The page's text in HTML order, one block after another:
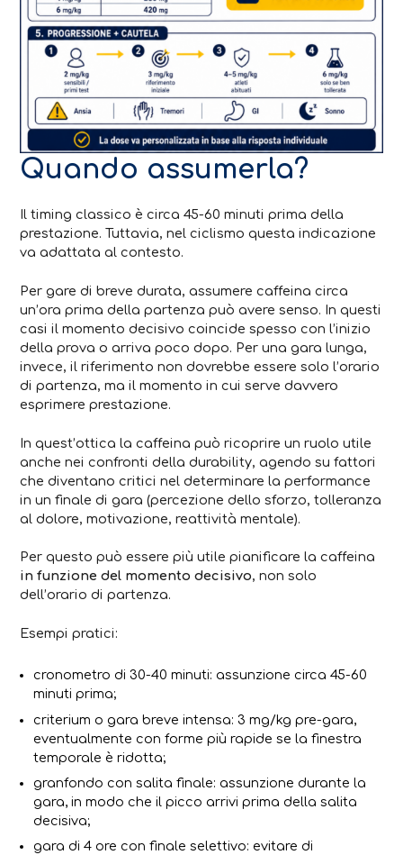
Quando assumerla?
Il timing classico è circa 45-60 minuti prima della
prestazione. Tuttavia, nel ciclismo questa indicazione
va adattata al contesto.
Per gare di breve durata, assumere caffeina circa
un’ora prima della partenza può avere senso. In questi
casi il momento decisivo coincide spesso con l’inizio
della prova o arriva poco dopo. Per una gara lunga,
invece, il riferimento non dovrebbe essere solo l’orario
di partenza, ma il momento in cui serve davvero
esprimere prestazione.
In quest’ottica la caffeina può ricoprire un ruolo utile
anche nei confronti della durability, agendo su fattori
che diventano critici nel determinare la performance
in un finale di gara (percezione dello sforzo, tolleranza
al dolore, motivazione, reattività mentale).
Per questo può essere più utile pianificare la caffeina
in funzione del momento decisivo, non solo
dell’orario di partenza.
Esempi pratici:
cronometro di 30-40 minuti: assunzione circa 45-60
minuti prima;
criterium o gara breve intensa: 3 mg/kg pre-gara,
eventualmente con forme più rapide se la finestra
temporale è ridotta;
granfondo con salita finale: assunzione durante la
gara, in modo che il picco arrivi prima della salita
decisiva;
gara di 4 ore con finale selettivo: evitare di